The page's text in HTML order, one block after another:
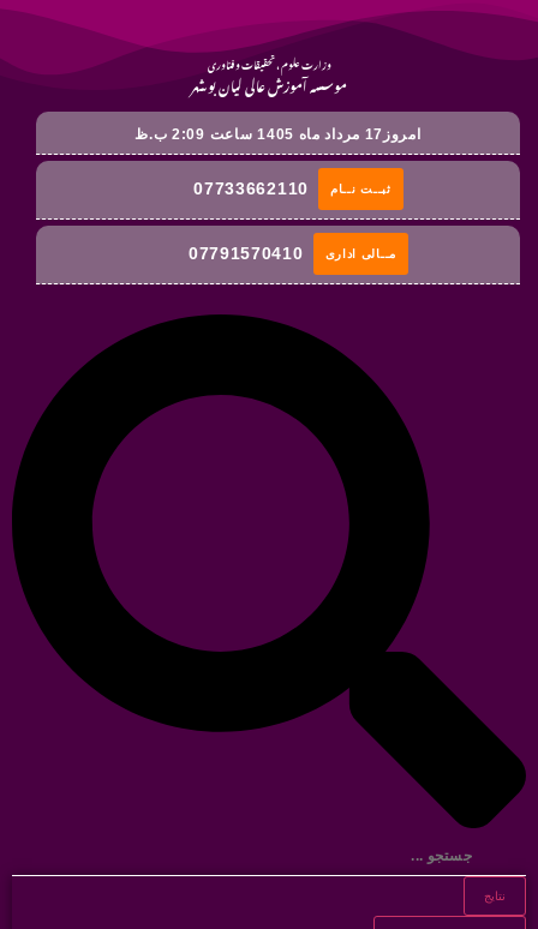
وزارت علوم ، تحقیقات و فناوری
موسسه آموزش عالی لیان بوشهر
امروز17 مرداد ماه 1405 ساعت 2:09 ب.ظ
07733662110 ثبــت نــام
07791570410 مــالی اداری
نتایج